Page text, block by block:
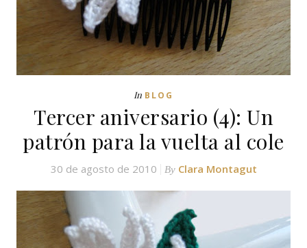
In BLOG
Tercer aniversario (4): Un
patrón para la vuelta al cole
30 de agosto de 2010 By Clara Montagut